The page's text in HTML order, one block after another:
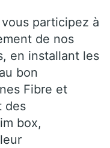
participez à
de nos
en installant les
bon
Fibre et
des
box,